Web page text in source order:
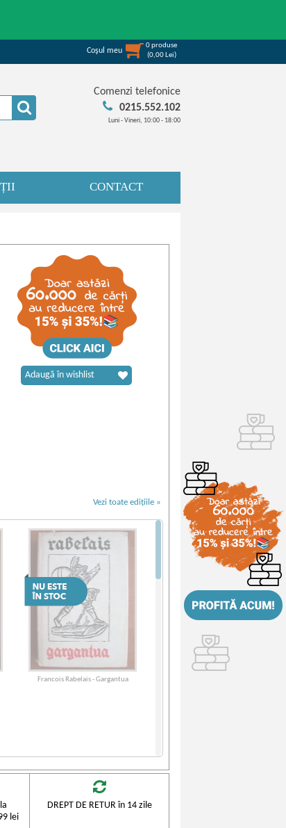
Coşul meu
0produse
(0,00 Lei)
Comenzi telefonice
0215.552.102
Luni - Vineri, 10:00 - 18:00
CONTACT
Adaugă în wishlist
Vezi toate edițiile »
Francois Rabelais - Gargantua
lei
DREPT DE RETUR în 14 zile